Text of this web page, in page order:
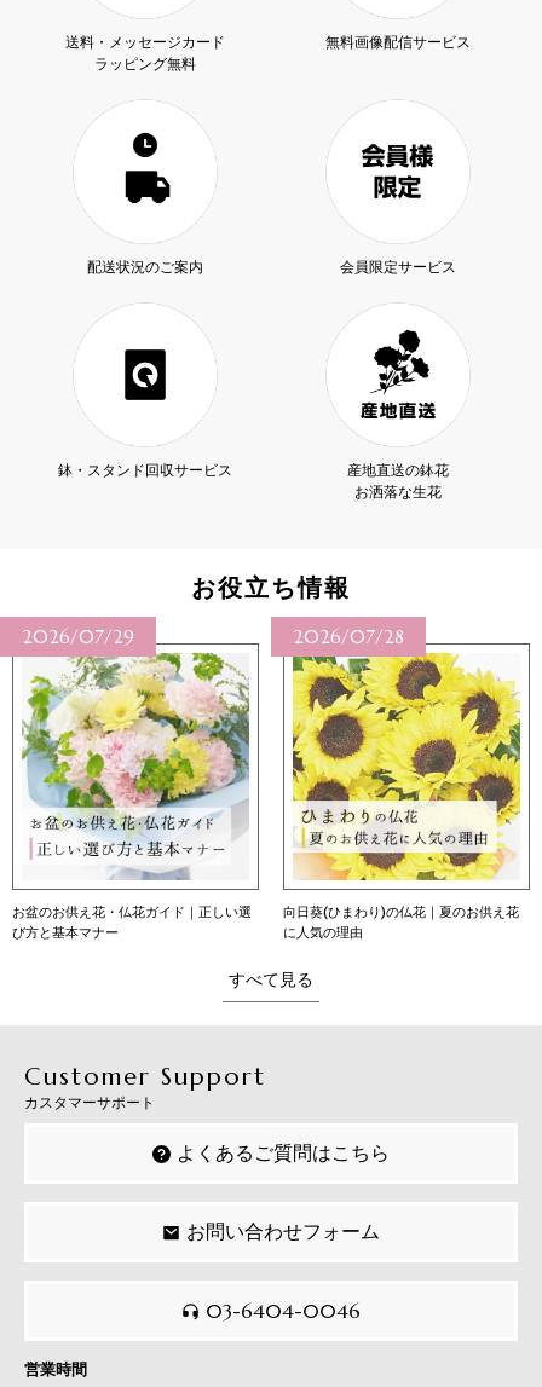
送料・メッセージカード
ラッピング無料
無料画像配信サービス
配送状況のご案内 会員限定サービス
鉢・スタンド回収サービス
産地直送の鉢花
お洒落な生花
お役立ち情報
2026/07/29
お盆のお供え花・仏花ガイド｜正しい選
び方と基本マナー
2026/07/28
向日葵(ひまわり)の仏花｜夏のお供え花
に人気の理由
すべて見る
Customer Support
カスタマーサポート
よくあるご質問はこちら
お問い合わせフォーム
03-6404-0046
営業時間